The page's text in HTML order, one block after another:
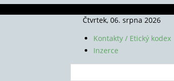
Čtvrtek, 06. srpna 2026
Kontakty / Etický kodex
Inzerce